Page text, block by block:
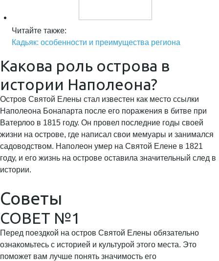
Читайте также:
Кадьяк: особенности и преимущества региона
Какова роль острова в
истории Наполеона?
Остров Святой Елены стал известен как место ссылки
Наполеона Бонапарта после его поражения в битве при
Ватерлоо в 1815 году. Он провел последние годы своей
жизни на острове, где написал свои мемуары и занимался
садоводством. Наполеон умер на Святой Елене в 1821
году, и его жизнь на острове оставила значительный след в
истории.
Советы
СОВЕТ №1
Перед поездкой на остров Святой Елены обязательно
ознакомьтесь с историей и культурой этого места. Это
поможет вам лучше понять значимость его